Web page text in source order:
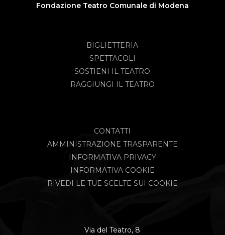
Fondazione Teatro Comunale di Modena
BIGLIETTERIA
SPETTACOLI
SOSTIENI IL TEATRO
RAGGIUNGI IL TEATRO
CONTATTI
AMMINISTRAZIONE TRASPARENTE
INFORMATIVA PRIVACY
INFORMATIVA COOKIE
RIVEDI LE TUE SCELTE SUI COOKIE
Via del Teatro, 8